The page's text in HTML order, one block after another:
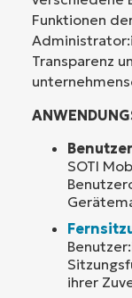
Funktionen
Transparenz
SOTI
ihrer